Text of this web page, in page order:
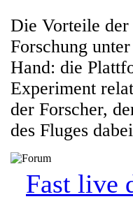
Die Vorteile der
Forschung
Hand: die
Experiment
der Forscher,
des Fluges
Fast live